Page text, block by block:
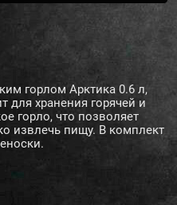
горлом Арктика 0.6 л,
для хранения горячей и
горло, что позволяет
извлечь пищу. В комплект